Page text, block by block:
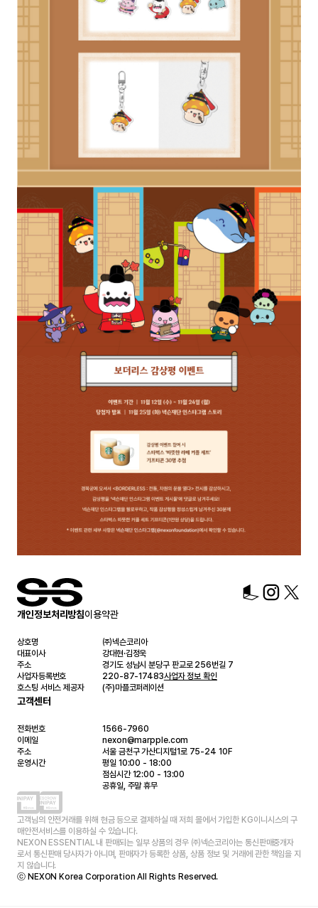
개인정보처리방침이용약관
상호명
㈜넥슨코리아
대표이사
강대현·김정욱
주소
경기도 성남시 분당구 판교로 256번길 7
사업자등록번호
220-87-17483사업자 정보 확인
호스팅 서비스 제공자
(주)마플코퍼레이션
고객센터
전화번호
1566-7960
이메일
nexon@marpple.com
주소
서울 금천구 가산디지털1로 75-24 10F
운영시간
평일 10:00 - 18:00
점심시간 12:00 - 13:00
공휴일, 주말 휴무
고객님의 안전거래를 위해 현금 등으로 결제하실 때 저희 몰에서 가입한 KG이니시스의 구
매안전서비스를 이용하실 수 있습니다.
NEXON ESSENTIAL 내 판매되는 일부 상품의 경우 ㈜넥슨코리아는 통신판매중개자
로서 통신판매 당사자가 아니며, 판매자가 등록한 상품, 상품 정보 및 거래에 관한 책임을 지
지 않습니다.
ⓒ NEXON Korea Corporation All Rights Reserved.